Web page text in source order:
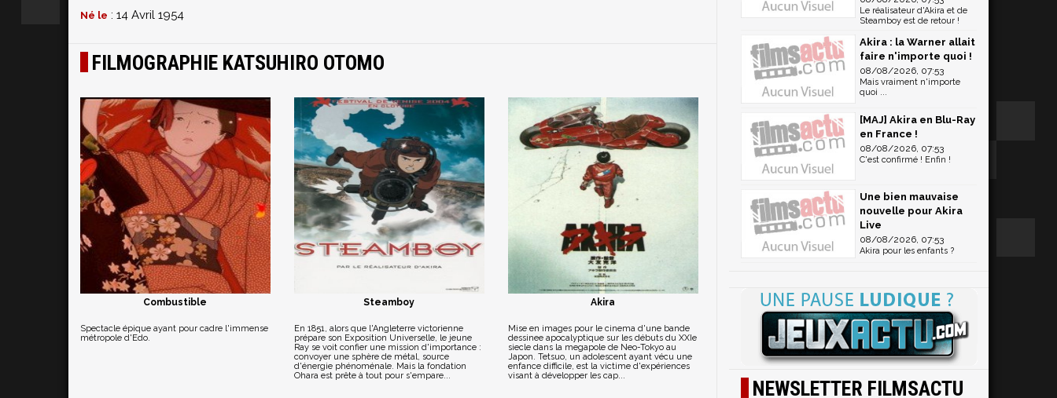
Né le : 14 Avril 1954
FILMOGRAPHIE KATSUHIRO OTOMO
Combustible
Spectacle épique ayant pour cadre l'immense
métropole d'Edo.
Steamboy
En 1851, alors que l'Angleterre victorienne
prépare son Exposition Universelle, le jeune
Ray se voit confier une mission d'importance :
convoyer une sphère de métal, source
d'énergie phénoménale. Mais la fondation
Ohara est prête à tout pour s'empare...
Akira
Mise en images pour le cinema d'une bande
dessinee apocalyptique sur les débuts du XXIe
siecle dans la megapole de Neo-Tokyo au
Japon. Tetsuo, un adolescent ayant vécu une
enfance difficile, est la victime d'expériences
visant à développer les cap...
Le réalisateur d'Akira et de
Steamboy est de retour !
Akira : la Warner allait
faire n'importe quoi !
08/08/2026, 07:53
Mais vraiment n'importe
quoi ...
[MAJ] Akira en Blu-Ray
en France !
08/08/2026, 07:53
C'est confirmé ! Enfin !
Une bien mauvaise
nouvelle pour Akira
Live
08/08/2026, 07:53
Akira pour les enfants ?
NEWSLETTER FILMSACTU